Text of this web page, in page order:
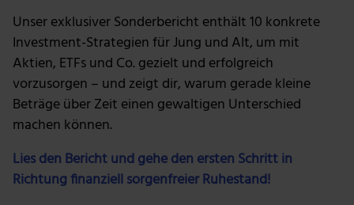
Unser exklusiver Sonderbericht enthält 10 konkrete
Investment-Strategien für Jung und Alt, um mit
Aktien, ETFs und Co. gezielt und erfolgreich
vorzusorgen – und zeigt dir, warum gerade kleine
Beträge über Zeit einen gewaltigen Unterschied
machen können.
Lies den Bericht und gehe den ersten Schritt in
Richtung finanziell sorgenfreier Ruhestand!